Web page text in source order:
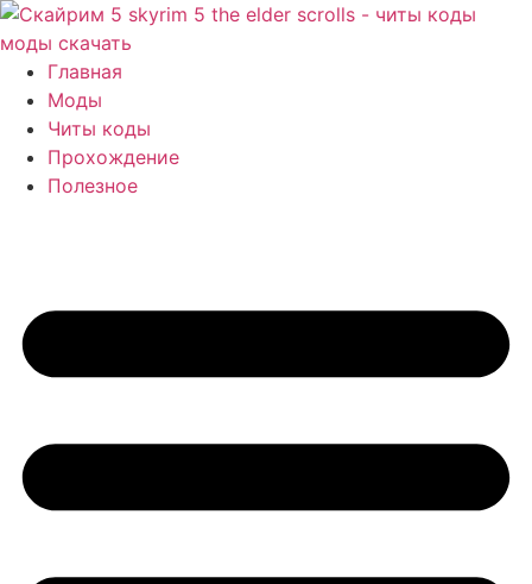
Перейти
к
содержимому
Главная
Моды
Читы коды
Прохождение
Полезное